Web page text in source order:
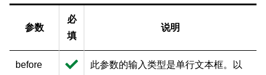
参数
必
填
说明
before
此参数的输入类型是单行文本框。以